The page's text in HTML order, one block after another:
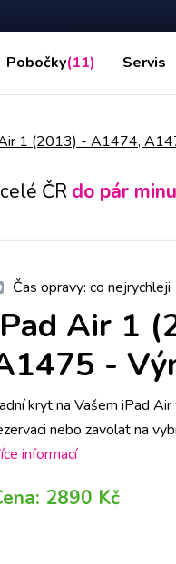
Pobočky(11) Servis
1 (2013) - A1474,
ČR do pár
Čas opravy: co nejrychleji
Air 1
-
kryt na Vašem iPad
nebo zavolat na
požadované barvě.
informací
2890 Kč